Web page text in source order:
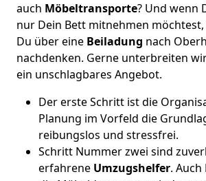
auch Möbeltransporte? Und wenn
nur Dein Bett mitnehmen
Du über eine Beiladung nach
nachdenken. Gerne unterbreiten
ein unschlagbares Angebot.
Der erste Schritt ist die
Planung im Vorfeld die
reibungslos und stressfrei.
Schritt Nummer zwei sind
erfahrene Umzugshelfer.